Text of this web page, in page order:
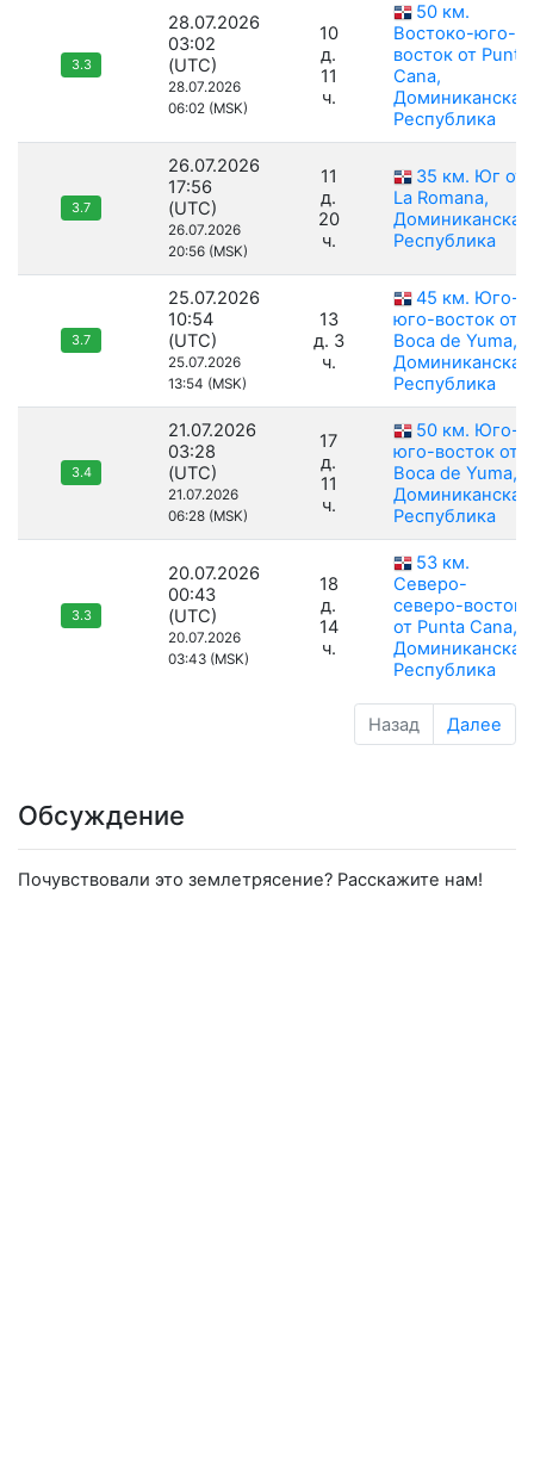
3.3
28.07.2026
03:02
(UTC)
28.07.2026
06:02 (MSK)
10
д.
11
ч.
50 км.
Востоко-юго-
восток от Punta
Cana,
Доминиканская
Республика
3.7
26.07.2026
17:56
(UTC)
26.07.2026
20:56 (MSK)
11
д.
20
ч.
35 км. Юг от
La Romana,
Доминиканская
Республика
3.7
25.07.2026
10:54
(UTC)
25.07.2026
13:54 (MSK)
13
д. 3
ч.
45 км. Юго-
юго-восток от
Boca de Yuma,
Доминиканская
Республика
3.4
21.07.2026
03:28
(UTC)
21.07.2026
06:28 (MSK)
17
д.
11
ч.
50 км. Юго-
юго-восток от
Boca de Yuma,
Доминиканская
Республика
3.3
20.07.2026
00:43
(UTC)
20.07.2026
03:43 (MSK)
18
д.
14
ч.
53 км.
Северо-
северо-восток
от Punta Cana,
Доминиканская
Республика
Назад Далее
Обсуждение
Почувствовали это землетрясение? Расскажите нам!